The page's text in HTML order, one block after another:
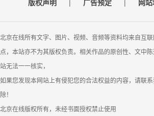
版权声明
| 广告预定 | 网站
北京在线所有文字、图片、视频、音频等资料均来自互
点，本站亦不为其版权负责。相关作品的原创性、文中
站无法一一核实，
如果您发现本网站上有侵犯您的合法权益的内容，请联
除！
北京在线版权所有，未经书面授权禁止使用